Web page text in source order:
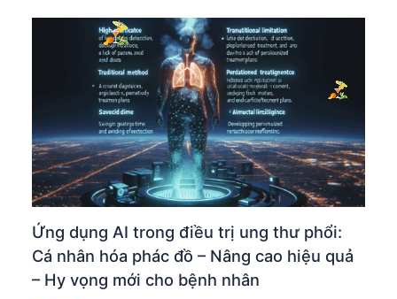
Ứng dụng AI trong điều trị ung thư phổi:
Cá nhân hóa phác đồ – Nâng cao hiệu quả
– Hy vọng mới cho bệnh nhân